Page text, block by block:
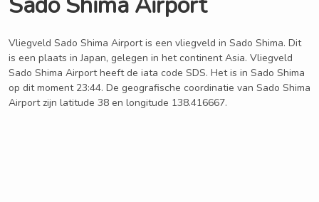
Vliegveld Sado Shima Airport is een vliegveld in Sado Shima. Dit
is een plaats in Japan, gelegen in het continent Asia. Vliegveld
Sado Shima Airport heeft de iata code SDS. Het is in Sado Shima
op dit moment 23:44. De geografische coordinatie van Sado Shima
Airport zijn latitude 38 en longitude 138.416667.